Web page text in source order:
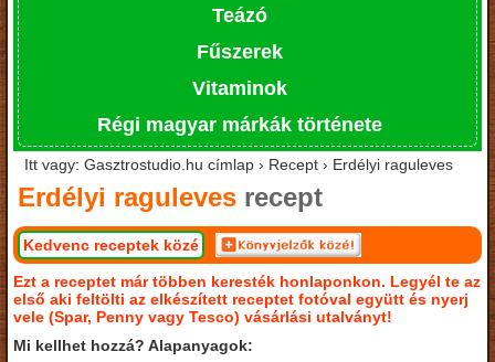
Teázó
Fűszerek
Vitaminok
Régi magyar márkák története
Itt vagy: Gasztrostudio.hu címlap › Recept › Erdélyi raguleves
Erdélyi raguleves recept
Kedvenc receptek közé
Ezt a receptet már többen keresték honlaponkon. Legyél te az
első aki feltölti az elkészített receptet fotóval együtt és nyerj
vele (Spar, Penny vagy Tesco) vásárlási utalványt!
Mi kellhet hozzá? Alapanyagok: